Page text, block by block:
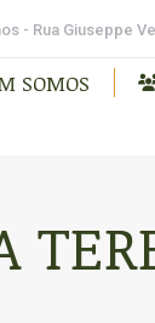
- Rua Giuseppe
SOMOS